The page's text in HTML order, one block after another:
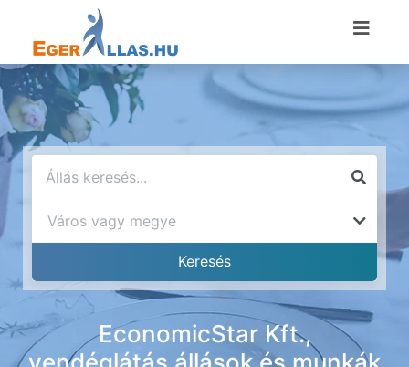
EconomicStar Kft.,